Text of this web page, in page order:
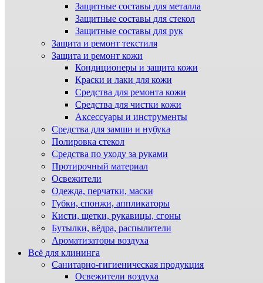
Защитные составы для металла
Защитные составы для стекол
Защитные составы для рук
Защита и ремонт текстиля
Защита и ремонт кожи
Кондиционеры и защита кожи
Краски и лаки для кожи
Средства для ремонта кожи
Средства для чистки кожи
Аксессуары и инструменты
Средства для замши и нубука
Полировка стекол
Средства по уходу за руками
Протирочный материал
Освежители
Одежда, перчатки, маски
Губки, спонжи, аппликаторы
Кисти, щетки, рукавицы, сгоны
Бутылки, вёдра, распылители
Ароматизаторы воздуха
Всё для клининга
Санитарно-гигиеническая продукция
Освежители воздуха